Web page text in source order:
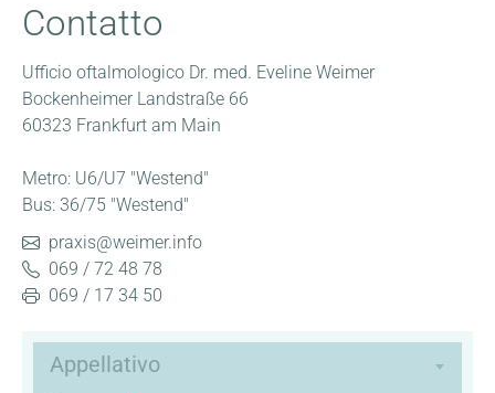
Contatto
Ufficio oftalmologico Dr. med. Eveline Weimer
Bockenheimer Landstraße 66
60323 Frankfurt am Main
Metro: U6/U7 "Westend"
Bus: 36/75 "Westend"
praxis@weimer.info
069 / 72 48 78
069 / 17 34 50
Dati
personali
Appellativo